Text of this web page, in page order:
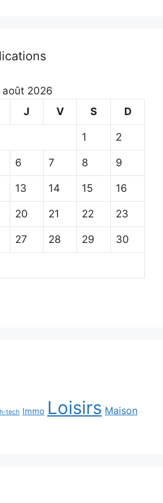
août 2026
J V S D
1 2
6 7 8 9
13 14 15 16
20 21 22 23
27 28 29 30
tech Immo Loisirs Maison